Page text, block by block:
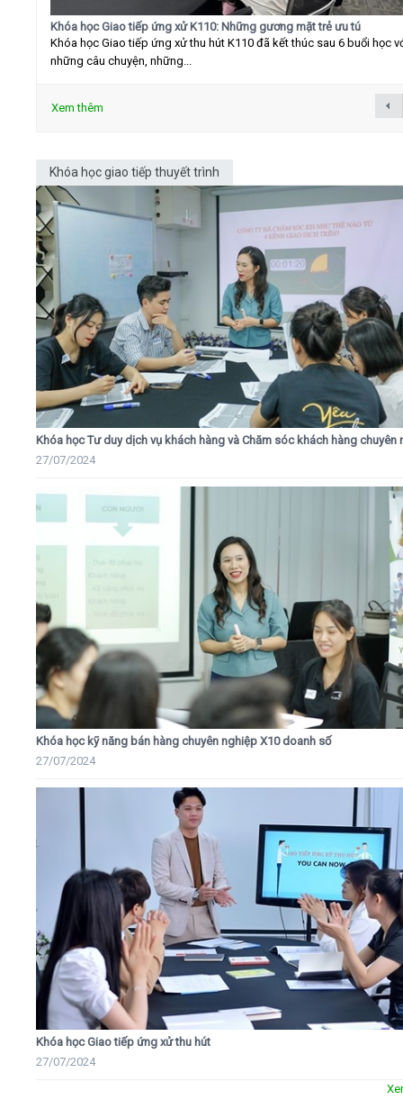
Khóa học Giao tiếp ứng xử K110: Những gương mặt trẻ ưu tú
Khóa học Giao tiếp ứng xử thu hút K110 đã kết thúc sau 6 buổi học
những câu chuyện, những...
Xem thêm
Khóa học giao tiếp thuyết trình
Khóa học Tư duy dịch vụ khách hàng và Chăm sóc khách hàng chuyên
27/07/2024
Khóa học kỹ năng bán hàng chuyên nghiệp X10 doanh số
27/07/2024
Khóa học Giao tiếp ứng xử thu hút
27/07/2024